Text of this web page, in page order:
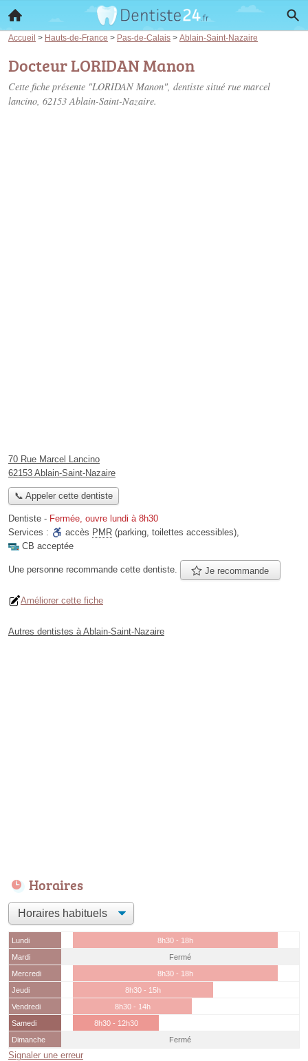
Accueil > Hauts-de-France > Pas-de-Calais > Ablain-Saint-Nazaire
Docteur LORIDAN Manon
Cette fiche présente "LORIDAN Manon", dentiste situé rue marcel
lancino, 62153 Ablain-Saint-Nazaire.
70 Rue Marcel Lancino
62153 Ablain-Saint-Nazaire
📞 Appeler cette dentiste
Dentiste - Fermée, ouvre lundi à 8h30
Services :
accès PMR (parking, toilettes accessibles),
CB acceptée
Une personne recommande cette dentiste. Je recommande
Améliorer cette fiche
Autres dentistes à Ablain-Saint-Nazaire
Horaires
Lundi
8h30 - 18h
Mardi
Fermé
Mercredi
8h30 - 18h
Jeudi
8h30 - 15h
Vendredi
8h30 - 14h
Samedi
8h30 - 12h30
Dimanche
Fermé
Signaler une erreur